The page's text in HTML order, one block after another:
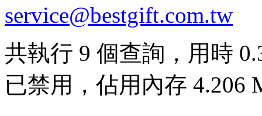
service@bestgift.com.tw
共執行 9 個查詢，用時
已禁用，佔用內存 4.206